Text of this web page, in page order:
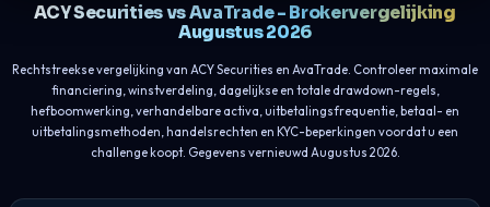
ACY Securities vs AvaTrade - Brokervergelijking
Augustus 2026
Rechtstreekse vergelijking van ACY Securities en AvaTrade. Controleer maximale
financiering, winstverdeling, dagelijkse en totale drawdown-regels,
hefboomwerking, verhandelbare activa, uitbetalingsfrequentie, betaal- en
uitbetalingsmethoden, handelsrechten en KYC-beperkingen voordat u een
challenge koopt. Gegevens vernieuwd Augustus 2026.